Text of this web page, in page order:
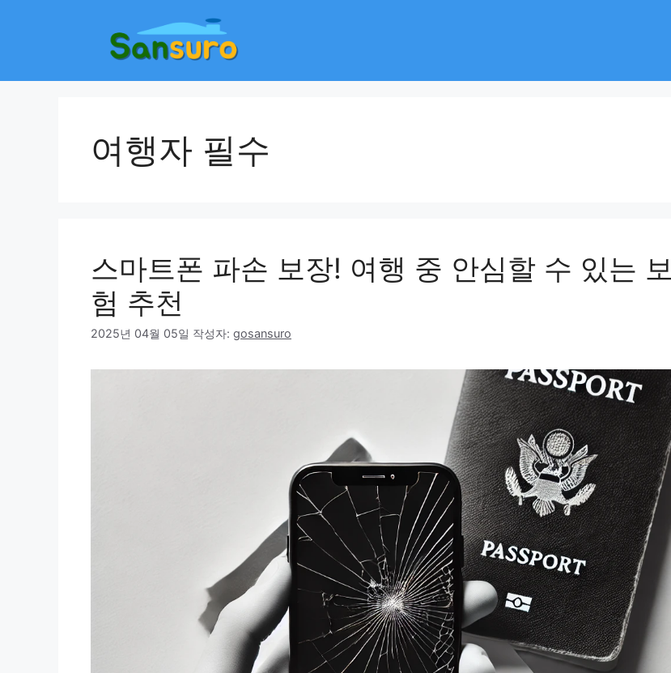
여행자 필수
스마트폰 파손 보장! 여행 중 안심할 수 있는 보
험 추천
2025년 04월 05일 작성자: gosansuro